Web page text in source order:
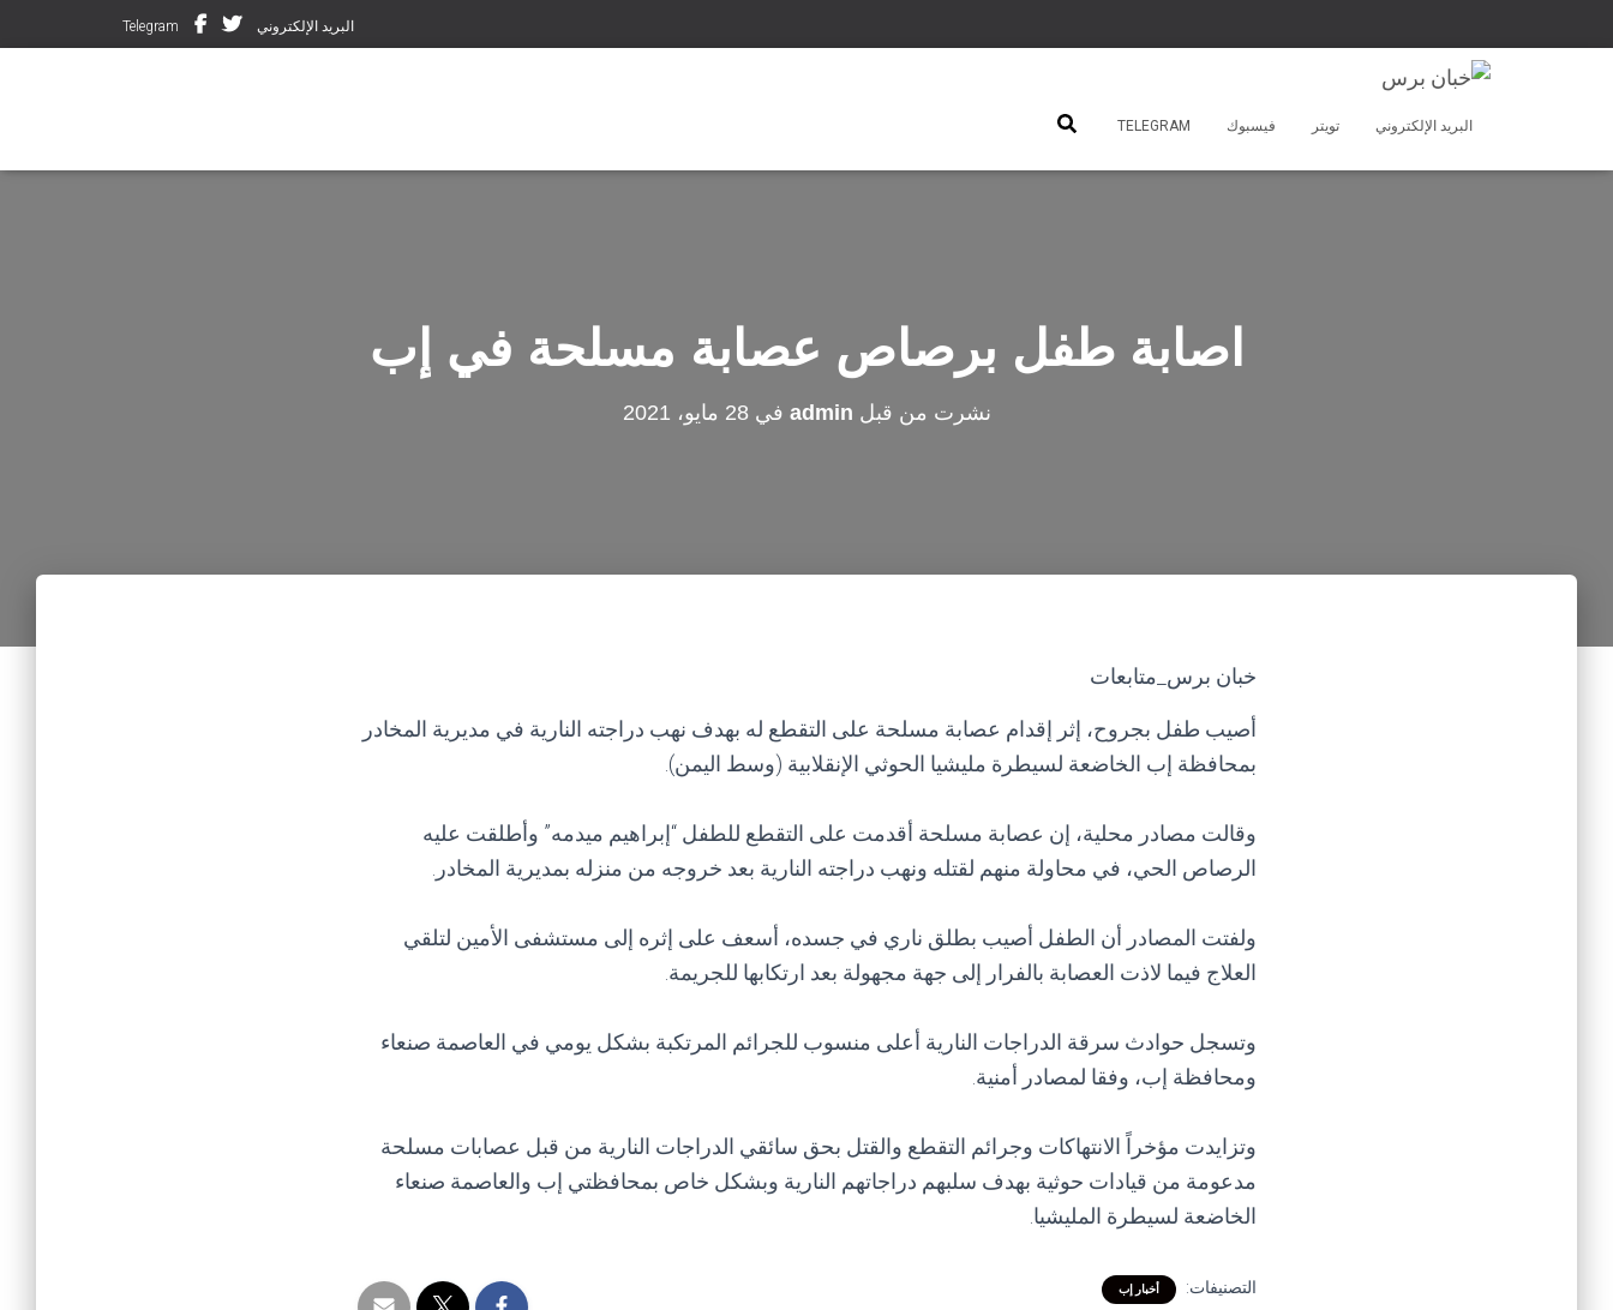
البريد الإلكتروني Telegram
البريد الإلكتروني تويتر فيسبوك TELEGRAM
اصابة طفل برصاص عصابة مسلحة في إب
نشرت من قبل admin في28 مايو، 2021
خبان برس_متابعات
أصيب طفل بجروح، إثر إقدام عصابة مسلحة على التقطع له بهدف نهب دراجته النارية في مديرية المخادر
بمحافظة إب الخاضعة لسيطرة مليشيا الحوثي الإنقلابية (وسط اليمن).
وقالت مصادر محلية، إن عصابة مسلحة أقدمت على التقطع للطفل “إبراهيم ميدمه” وأطلقت عليه
الرصاص الحي، في محاولة منهم لقتله ونهب دراجته النارية بعد خروجه من منزله بمديرية المخادر.
ولفتت المصادر أن الطفل أصيب بطلق ناري في جسده، أسعف على إثره إلى مستشفى الأمين لتلقي
العلاج فيما لاذت العصابة بالفرار إلى جهة مجهولة بعد ارتكابها للجريمة.
وتسجل حوادث سرقة الدراجات النارية أعلى منسوب للجرائم المرتكبة بشكل يومي في العاصمة صنعاء
ومحافظة إب، وفقا لمصادر أمنية.
وتزايدت مؤخراً الانتهاكات وجرائم التقطع والقتل بحق سائقي الدراجات النارية من قبل عصابات مسلحة
مدعومة من قيادات حوثية بهدف سلبهم دراجاتهم النارية وبشكل خاص بمحافظتي إب والعاصمة صنعاء
الخاضعة لسيطرة المليشيا.
التصنيفات: أخبار إب